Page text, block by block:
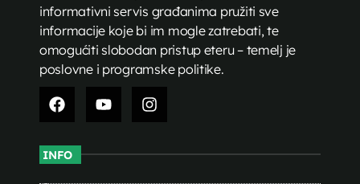
informativni servis građanima pružiti sve
informacije koje bi im mogle zatrebati, te
omogućiti slobodan pristup eteru – temelj je
poslovne i programske politike.
INFO